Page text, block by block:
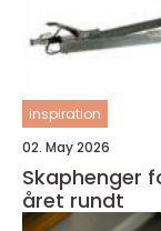
inspiration
02. May 2026
Skaphenger
året rundt